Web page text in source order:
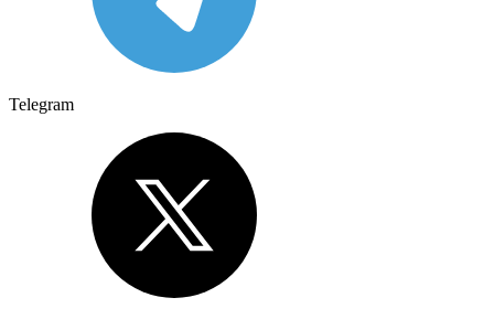
Telegram